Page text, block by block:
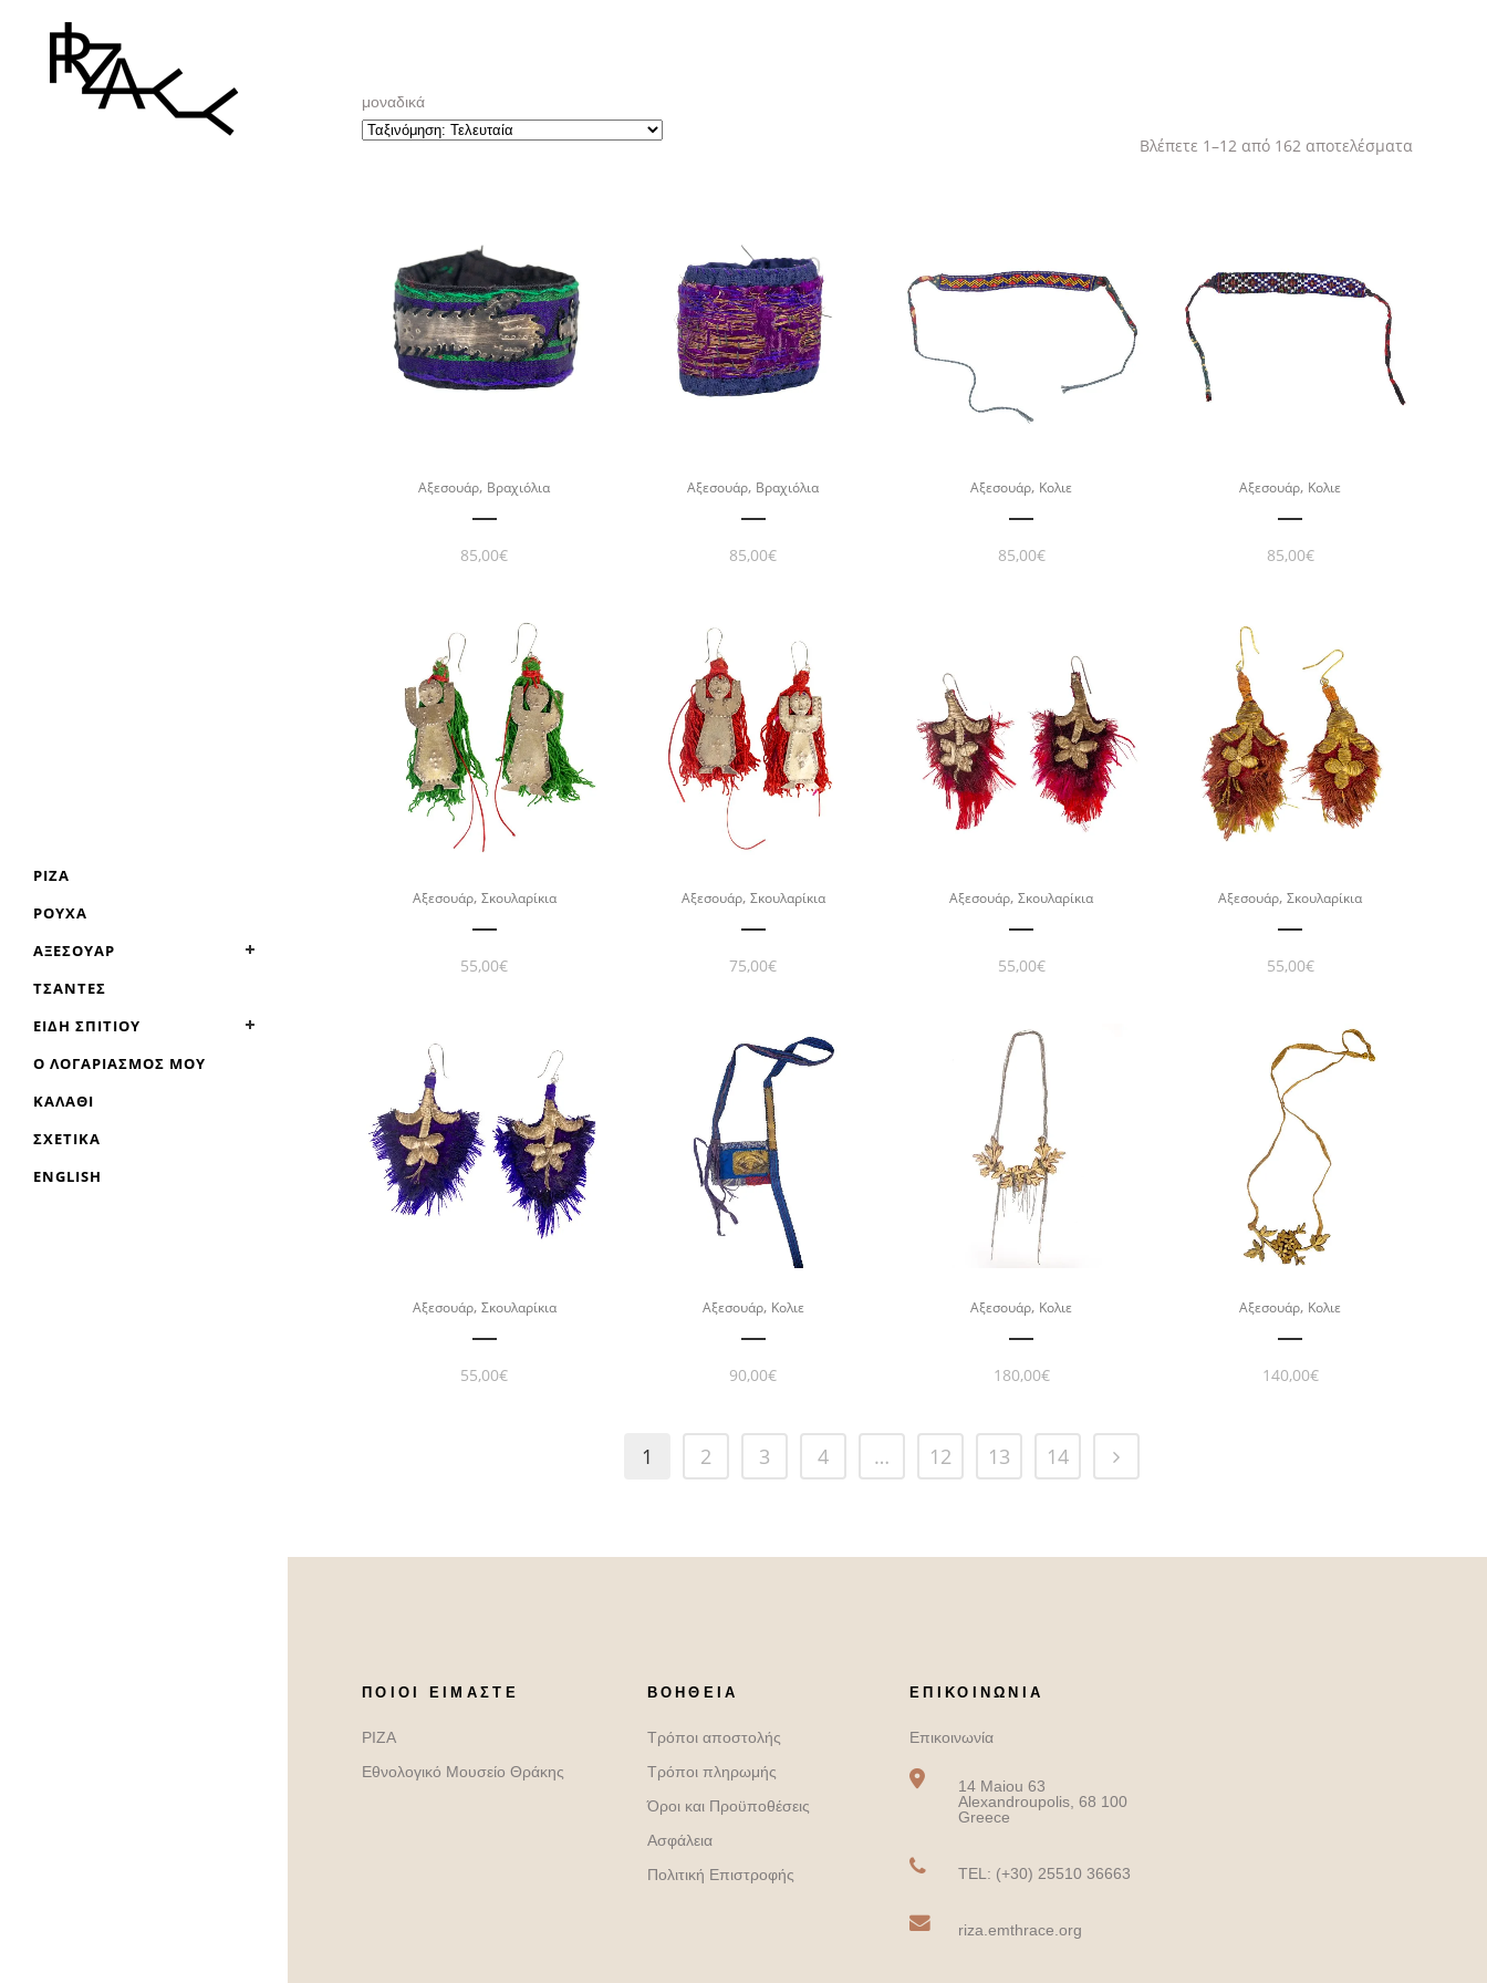
ΡΊΖΑ
ΡΟΎΧΑ
ΑΞΕΣΟΥΆΡ
ΤΣΆΝΤΕΣ
ΕΊΔΗ ΣΠΙΤΙΟΎ
Ο ΛΟΓΑΡΙΑΣΜΌΣ ΜΟΥ
ΚΑΛΆΘΙ
ΣΧΕΤΙΚΆ
ENGLISH
μοναδικά
Βλέπετε 1–12 από 162 αποτελέσματα
Αξεσουάρ, Βραχιόλια
85,00€
Αξεσουάρ, Βραχιόλια
85,00€
Αξεσουάρ, Κολιε
85,00€
Αξεσουάρ, Κολιε
85,00€
Αξεσουάρ, Σκουλαρίκια
55,00€
Αξεσουάρ, Σκουλαρίκια
75,00€
Αξεσουάρ,Σκουλαρίκια
55,00€
Αξεσουάρ,Σκουλαρίκια
55,00€
Αξεσουάρ, Σκουλαρίκια
55,00€
Αξεσουάρ, Κολιε
90,00€
Αξεσουάρ, Κολιε
180,00€
Αξεσουάρ, Κολιε
140,00€
1 2 3 4 … 12 13 14
ΠΟΙΟΙ ΕΊΜΑΣΤΕ
ΡΙΖΑ
Εθνολογικό Μουσείο Θράκης
ΒΟΉΘΕΙΑ
Τρόποι αποστολής
Τρόποι πληρωμής
Όροι και Προϋποθέσεις
Ασφάλεια
Πολιτική Επιστροφής
ΕΠΙΚΟΙΝΩΝΙΑ
Επικοινωνία
14 Maiou 63
Alexandroupolis, 68 100
Greece
TEL: (+30) 25510 36663
riza.emthrace.org